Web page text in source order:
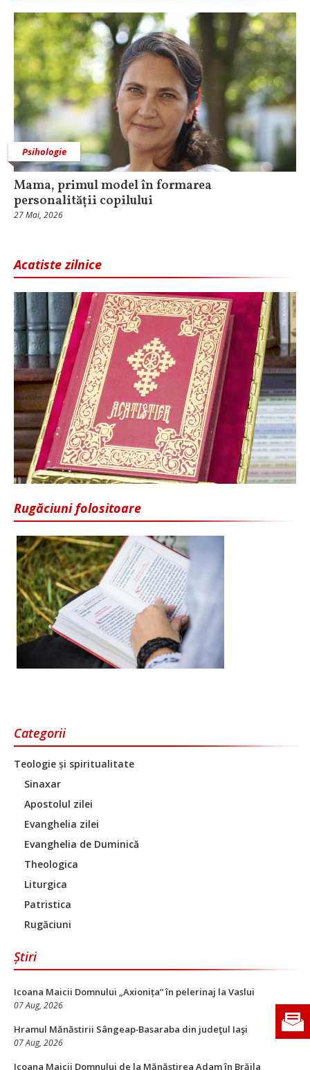
Categorii
Teologie și spiritualitate
Sinaxar
Apostolul zilei
Evanghelia zilei
Evanghelia de Duminică
Theologica
Liturgica
Patristica
Rugăciuni
Știri
Icoana Maicii Domnului „Axionița” în pelerinaj la Vaslui
07 Aug, 2026
Hramul Mănăstirii Sângeap‑Basaraba din judeţul Iaşi
07 Aug, 2026
Icoana Maicii Domnului de la Mănăstirea Adam în Brăila
Psihologie
Mama, primul model în formarea
personalității copilului
27 Mai, 2026
Acatiste zilnice
Rugăciuni folositoare